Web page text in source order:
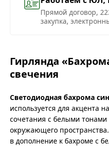
Прямой договор,
закупка,
Гирлянда
свечения
Светодиодная бахрома
используется для акцента
сочетания с белыми
окружающего
в дополнение к бахроме с